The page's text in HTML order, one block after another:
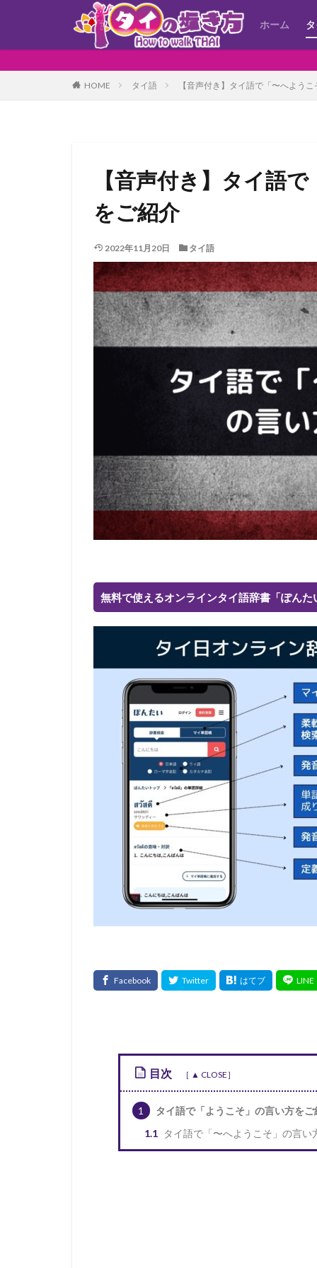
ホーム
HOME タイ語 【音声付き】タイ語で「〜へよう
【音声付き】タイ語
をご紹介
2022年11月20日 タイ語
無料で使えるオンラインタイ語辞書「ぽんた
目次
1
タイ語で「ようこそ」の言い方をご
1.1 タイ語で「〜へようこそ」の言い